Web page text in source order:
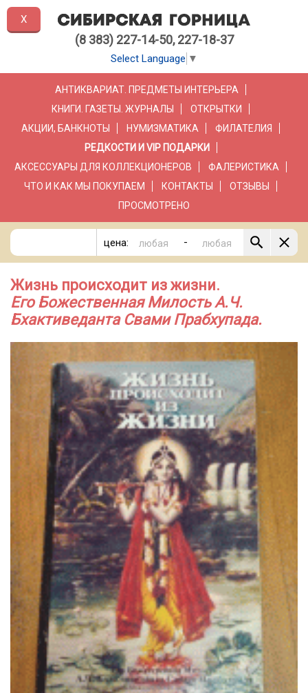
(8 383) 227-14-50, 227-18-37
Select Language ▼
АНТИКВАРИАТ. ПРЕДМЕТЫ ИНТЕРЬЕРА
КНИГИ. ГАЗЕТЫ. ЖУРНАЛЫ
ОТКРЫТКИ
АКЦИИ, БАНКНОТЫ
НУМИЗМАТИКА
ФИЛАТЕЛИЯ
РЕДКОСТИ И VIP ПОДАРКИ
АКСЕССУАРЫ ДЛЯ КОЛЛЕКЦИОНЕРОВ
ФАЛЕРИСТИКА
ЧТО И КАК МЫ ПОКУПАЕМ
КОНТАКТЫ
ОТЗЫВЫ
ПРОСМОТРЕНО
цена: -
Жизнь происходит из жизни.
Его Божественная Милость А.Ч.
Бхактиведанта Свами Прабхупада.
X